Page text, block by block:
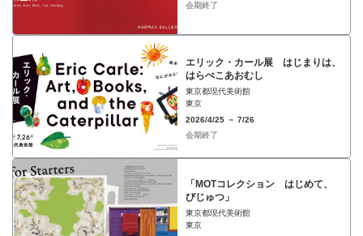
会期終了
エリック・カール展 はじまりは、
はらぺこあおむし
東京都現代美術館
東京
2026/4/25 － 7/26
会期終了
「MOTコレクション はじめて、
びじゅつ」
東京都現代美術館
東京